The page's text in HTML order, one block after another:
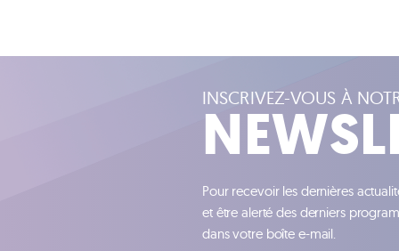
INSCRIVEZ-VOUS À
Pour recevoir les dernières
et être alerté des derniers
dans votre boîte e-mail.